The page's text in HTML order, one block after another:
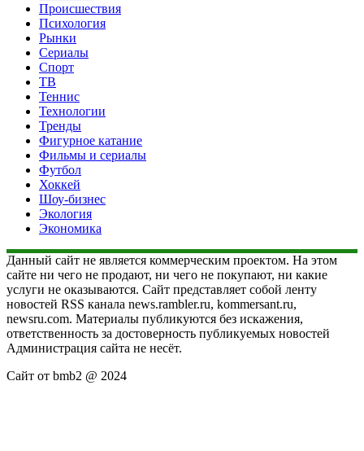
Происшествия
Психология
Рынки
Сериалы
Спорт
ТВ
Теннис
Технологии
Тренды
Фигурное катание
Фильмы и сериалы
Футбол
Хоккей
Шоу-бизнес
Экология
Экономика
Данный сайт не является коммерческим проектом. На этом
сайте ни чего не продают, ни чего не покупают, ни какие
услуги не оказываются. Сайт представляет собой ленту
новостей RSS канала news.rambler.ru, kommersant.ru,
newsru.com. Материалы публикуются без искажения,
ответственность за достоверность публикуемых новостей
Администрация сайта не несёт.
Сайт от bmb2 @ 2024